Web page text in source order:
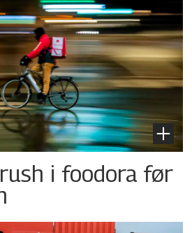
i foodora før